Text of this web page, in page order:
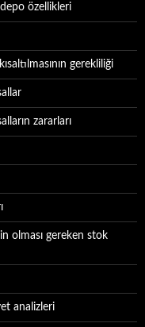
özellikleri
gerekliliği
zararları
olması gereken stok
analizleri